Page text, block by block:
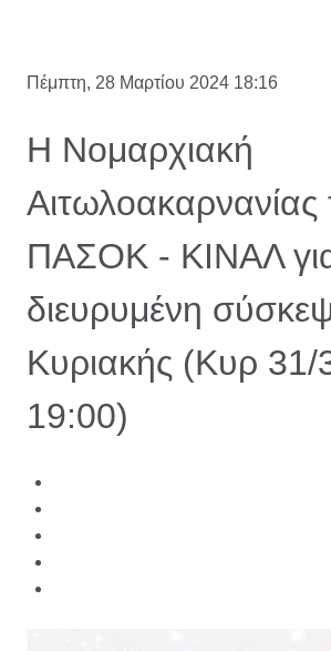
Πέμπτη, 28 Μαρτίου 2024 18:16
Η Νομαρχιακή
Αιτωλοακαρνανίας
ΠΑΣΟΚ - ΚΙΝΑΛ
διευρυμένη
Κυριακής (Κυρ 31/
19:00)